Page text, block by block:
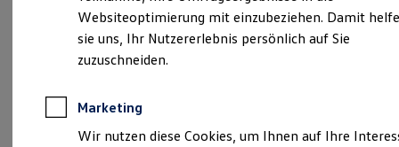
Großkunden
Behörden
Direktkunden
Sonderfahrzeuge
Anpfiff zum Gewinn
Elektroautos
ID. Tutorials
Elektrofahrzeugkonzepte
Hoher Steg 14, 74348 Lauffen
service.team@lindheimer.vapn.de
+49 7133 98600
Websiteoptimierung mit einzubeziehen. Damit
sie uns, Ihr Nutzererlebnis persönlich auf Sie
zuzuschneiden.
Marketing
Wir nutzen diese Cookies, um Ihnen auf Ihre